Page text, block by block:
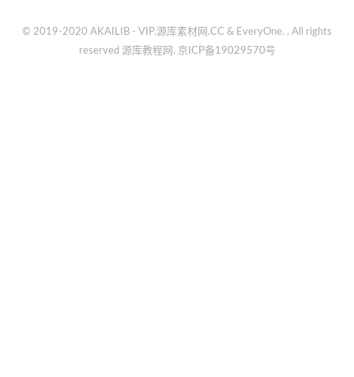
© 2019-2020 AKAILIB - VIP.源库素材网.CC & EveryOne. . All rights
reserved 源库教程网. 京ICP备19029570号